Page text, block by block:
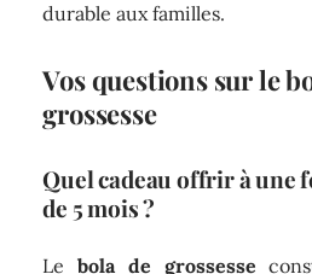
durable aux familles.
Vos questions sur le
grossesse
Quel cadeau offrir à une
de 5 mois ?
Lebola de grossesse